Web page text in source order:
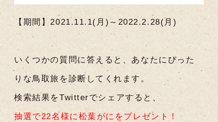
【期間】2021.11.1(月)～2022.2.28(月)
いくつかの質問に答えると、あなたにぴった
りな鳥取旅を診断してくれます。
検索結果をTwitterでシェアすると、
抽選で22名様に松葉がにをプレゼント！